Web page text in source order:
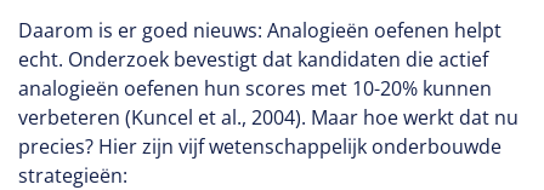
Daarom is er goed nieuws: Analogieën oefenen helpt
echt. Onderzoek bevestigt dat kandidaten die actief
analogieën oefenen hun scores met 10-20% kunnen
verbeteren (Kuncel et al., 2004). Maar hoe werkt dat nu
precies? Hier zijn vijf wetenschappelijk onderbouwde
strategieën: